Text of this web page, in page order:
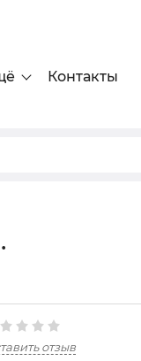
Контакты
отзыв